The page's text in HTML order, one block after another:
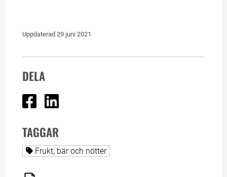
Uppdaterad 29 juni 2021
DELA
Dela på Facebook
TAGGAR
Alla sidor taggade med
Frukt, bär och nötter